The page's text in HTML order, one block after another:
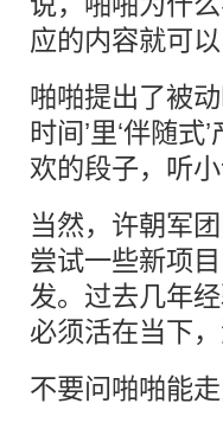
应的内容就可以
啪啪提出了被
时间’里‘伴随
欢的段子，听
当然，许朝军
尝试一些新项
发。过去几年
必须活在当下
不要问啪啪能